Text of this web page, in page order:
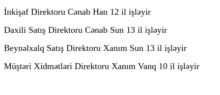
İnkişaf Direktoru Cənab Han 12 il işləyir
Daxili Satış Direktoru Cənab Sun 13 il işləyir
Beynəlxalq Satış Direktoru Xanım Sun 13 il işləyir
Müştəri Xidmətləri Direktoru Xanım Vanq 10 il işləyir